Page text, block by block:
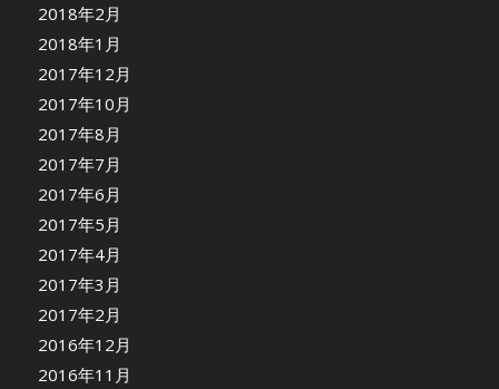
2018年2月
2018年1月
2017年12月
2017年10月
2017年8月
2017年7月
2017年6月
2017年5月
2017年4月
2017年3月
2017年2月
2016年12月
2016年11月